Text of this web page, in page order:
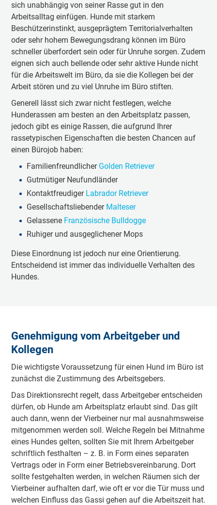
sich unabhängig von seiner Rasse gut in den
Arbeitsalltag einfügen. Hunde mit starkem
Beschützerinstinkt, ausgeprägtem Territorialverhalten
oder sehr hohem Bewegungsdrang können im Büro
schneller überfordert sein oder für Unruhe sorgen. Zudem
eignen sich auch bellende oder sehr aktive Hunde nicht
für die Arbeitswelt im Büro, da sie die Kollegen bei der
Arbeit stören und zu viel Unruhe im Büro stiften.
Generell lässt sich zwar nicht festlegen, welche
Hunderassen am besten an den Arbeitsplatz passen,
jedoch gibt es einige Rassen, die aufgrund Ihrer
rassetypischen Eigenschaften die besten Chancen auf
einen Bürojob haben:
Familienfreundlicher Golden Retriever
Gutmütiger Neufundländer
Kontaktfreudiger Labrador Retriever
Gesellschaftsliebender Malteser
Gelassene Französische Bulldogge
Ruhiger und ausgeglichener Mops
Diese Einordnung ist jedoch nur eine Orientierung.
Entscheidend ist immer das individuelle Verhalten des
Hundes.
Genehmigung vom Arbeitgeber und
Kollegen
Die wichtigste Voraus­setzung für einen Hund im Büro ist
zunächst die Zustimmung des Arbeitsgebers.
Das Direktions­recht regelt, dass Arbeit­geber entscheiden
dürfen, ob Hunde am Arbeitsplatz erlaubt sind. Das gilt
auch dann, wenn der Vierbeiner nur mal ausnahmsweise
mitgenommen werden soll. Welche Regeln bei Mitnahme
eines Hundes gelten, sollten Sie mit Ihrem Arbeitgeber
schriftlich festhalten – z. B. in Form eines separaten
Vertrags oder in Form einer Betriebsvereinbarung. Dort
sollte festgehalten werden, in welchen Räumen sich der
Vierbeiner aufhalten darf, wie oft er vor die Tür muss und
welchen Einfluss das Gassi gehen auf die Arbeitszeit hat.